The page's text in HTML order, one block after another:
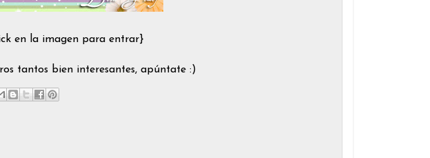
en la imagen para entrar}
tantos bien interesantes, apúntate :)